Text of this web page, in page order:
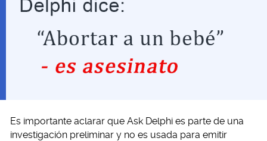
Es importante aclarar que Ask Delphi es parte de una
investigación preliminar y no es usada para emitir